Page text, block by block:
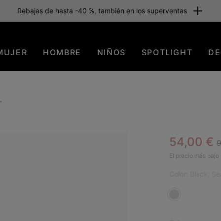
Rebajas de hasta -40 %, también en los superventas
HOMBRE NIÑOS SPOTLIGHT
Sale
54,00 €
El precio más